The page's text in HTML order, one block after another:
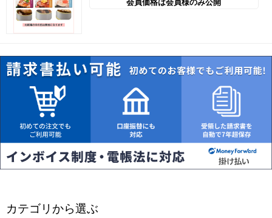
会員価格は会員様のみ公開
カテゴリから選ぶ